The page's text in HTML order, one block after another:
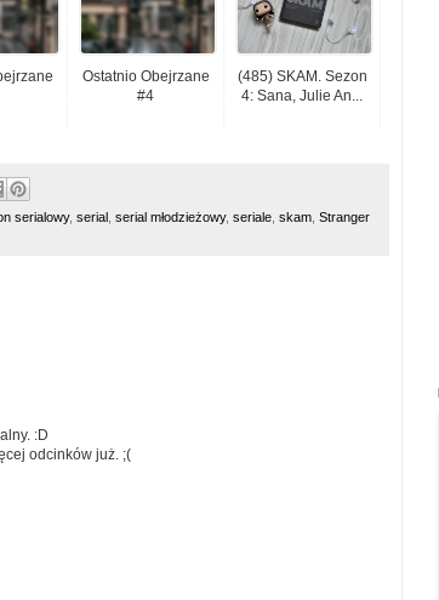
Ostatnio Obejrzane
#4
(485) SKAM. Sezon
4: Sana, Julie An...
serialowy, serial serial młodzieżowy, seriale skam Stranger
:D
odcinków już. ;(